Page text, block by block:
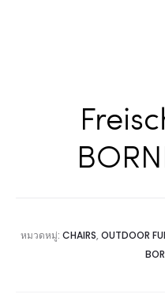
หมวดหมู่: CHAIRS, OUTDOOR